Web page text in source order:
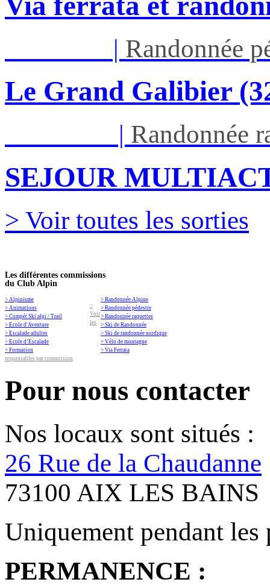
| Randonnée
Le Grand Galibier
| Randonnée
SEJOUR
> Voir toutes les sorties
Les différentes commissions
du Club Alpin
> Alpinisme
> Animations
> Compét Ski alpi / Trail
> Ecole d'Aventure
> Escalade adultes
> Ecole d’Escalade
> Formation
> Randonnée Alpine
> Randonnée pédestre
> Randonnée raquettes
> Ski de Randonnée
> Ski de randonnée nordique
> Vélo de montagne
> Via Ferrata
>
Voir
les
responsables par commission
Pour nous contacter
Nos locaux sont situés :
26 Rue de la Chaudanne
73100 AIX LES BAINS
Uniquement pendant les
PERMANENCE :